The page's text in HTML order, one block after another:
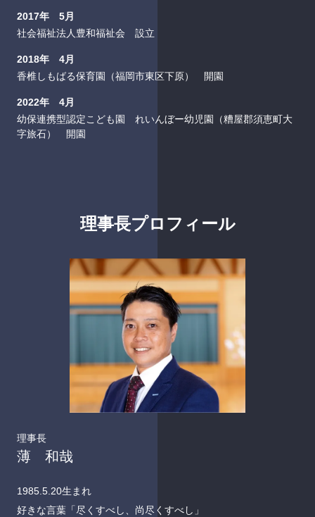
2017年 5月
社会福祉法人豊和福祉会 設立
2018年 4月
香椎しもばる保育園（福岡市東区下原） 開園
2022年 4月
幼保連携型認定こども園 れいんぼー幼児園（糟屋郡須恵町大
字旅石） 開園
理事長プロフィール
理事長
薄 和哉
1985.5.20生まれ
好きな言葉「尽くすべし、尚尽くすべし」